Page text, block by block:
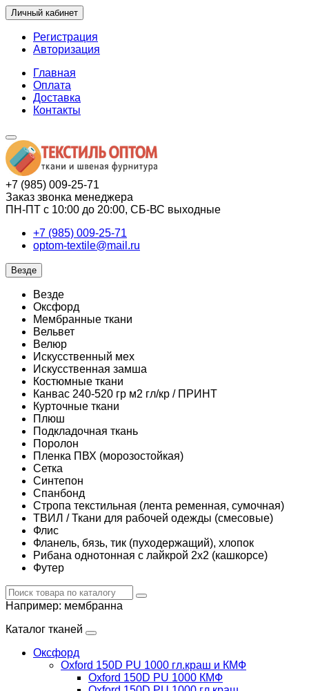
Личный кабинет
Регистрация
Авторизация
Главная
Оплата
Доставка
Контакты
+7 (985) 009-25-71
Заказ звонка менеджера
ПН-ПТ с 10:00 до 20:00, СБ-ВС выходные
+7 (985) 009-25-71
optom-textile@mail.ru
Везде
Везде
Оксфорд
Мембранные ткани
Вельвет
Велюр
Искусственный мех
Искусственная замша
Костюмные ткани
Канвас 240-520 гр м2 гл/кр / ПРИНТ
Курточные ткани
Плюш
Подкладочная ткань
Поролон
Пленка ПВХ (морозостойкая)
Сетка
Синтепон
Спанбонд
Стропа текстильная (лента ременная, сумочная)
ТВИЛ / Ткани для рабочей одежды (смесовые)
Флис
Фланель, бязь, тик (пуходержащий), хлопок
Рибана однотонная с лайкрой 2х2 (кашкорсе)
Футер
Например: мембранна
Каталог тканей
Оксфорд
Oxford 150D PU 1000 гл.краш и КМФ
Oxford 150D PU 1000 КМФ